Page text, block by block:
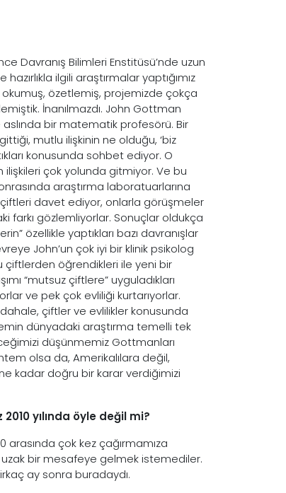
Davranış Bilimleri Enstitüsü’nde uzun
hazırlıkla ilgili araştırmalar yaptığımız
okumuş, özetlemiş, projemizde çokça
İnanılmazdı. John Gottman
aslında bir matematik profesörü. Bir
mutlu ilişkinin ne olduğu, ‘biz
konusunda sohbet ediyor. O
ilişkileri çok yolunda gitmiyor. Ve bu
araştırma laboratuarlarına
çiftleri davet ediyor, onlarla görüşmeler
farkı gözlemliyorlar. Sonuçlar oldukça
özellikle yaptıkları bazı davranışlar
John’un çok iyi bir klinik psikolog
öğrendikleri ile yeni bir
“mutsuz çiftlere” uyguladıkları
ve pek çok evliliği kurtarıyorlar.
çiftler ve evlilikler konusunda
dünyadaki araştırma temelli tek
düşünmemiz Gottmanları
olsa da, Amerikalılara değil,
kadar doğru bir karar verdiğimizi
yılında öyle değil mi?
çok kez çağırmamıza
bir mesafeye gelmek istemediler.
ay sonra buradaydı.